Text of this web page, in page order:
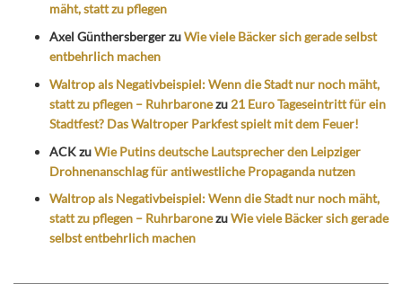
mäht, statt zu pflegen
Axel GünthersbergerzuWie viele Bäcker sich gerade selbst
entbehrlich machen
Waltrop als Negativbeispiel: Wenn die Stadt nur noch mäht,
statt zu pflegen – Ruhrbaronezu 21 Euro Tageseintritt für ein
Stadtfest? Das Waltroper Parkfest spielt mit dem Feuer!
ACKzuWie Putins deutsche Lautsprecher den Leipziger
Drohnenanschlag für antiwestliche Propaganda nutzen
Waltrop als Negativbeispiel: Wenn die Stadt nur noch mäht,
statt zu pflegen – RuhrbaronezuWie viele Bäcker sich gerade
selbst entbehrlich machen